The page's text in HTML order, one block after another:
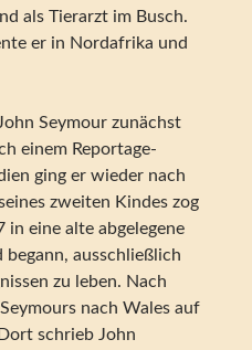
als Tierarzt im Busch.
er in Nordafrika und
Seymour zunächst
einem Reportage-
ging er wieder nach
zweiten Kindes zog
in eine alte abgelegene
begann, ausschließlich
zu leben. Nach
nach Wales auf
schrieb John